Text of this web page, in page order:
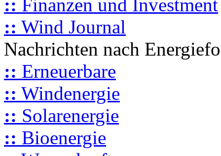
:: Finanzen und Investment
:: Wind Journal
Nachrichten nach
:: Erneuerbare
:: Windenergie
:: Solarenergie
:: Bioenergie